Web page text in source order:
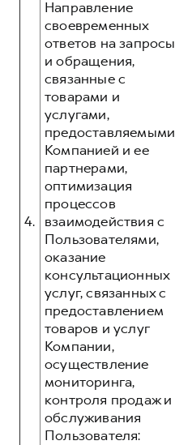
4.
Направление
своевременных
ответов на запросы
и обращения,
связанные с
товарами и
услугами,
предоставляемыми
Компанией и ее
партнерами,
оптимизация
процессов
взаимодействия с
Пользователями,
оказание
консультационных
услуг, связанных с
предоставлением
товаров и услуг
Компании,
осуществление
мониторинга,
контроля продаж и
обслуживания
Пользователя: